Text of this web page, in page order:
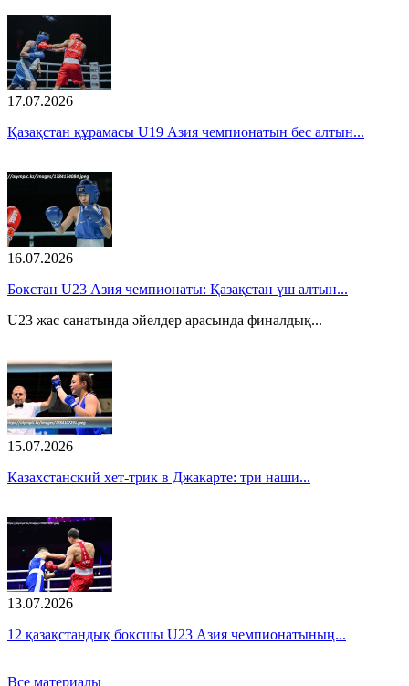
17.07.2026
Қазақстан құрамасы U19 Азия чемпионатын бес алтын...
16.07.2026
Бокстан U23 Азия чемпионаты: Қазақстан үш алтын...
U23 жас санатында әйелдер арасында финалдық...
15.07.2026
Казахстанский хет-трик в Джакарте: три наши...
13.07.2026
12 қазақстандық боксшы U23 Азия чемпионатының...
Все материалы